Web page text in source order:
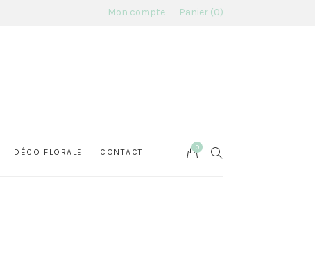
Mon compte Panier 0
DÉCO FLORALE CONTACT SEARCH
Cart
0